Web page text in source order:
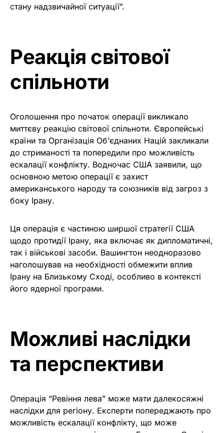
стану надзвичайної ситуації”.
Реакція світової
спільноти
Оголошення про початок операції викликало
миттєву реакцію світової спільноти. Європейські
країни та Організація Об’єднаних Націй закликали
до стриманості та попередили про можливість
ескалації конфлікту. Водночас США заявили, що
основною метою операції є захист
американського народу та союзників від загроз з
боку Ірану.
Ця операція є частиною ширшої стратегії США
щодо протидії Ірану, яка включає як дипломатичні,
так і військові засоби. Вашингтон неодноразово
наголошував на необхідності обмежити вплив
Ірану на Близькому Сході, особливо в контексті
його ядерної програми.
Можливі наслідки
та перспективи
Операція “Ревіння лева” може мати далекосяжні
наслідки для регіону. Експерти попереджають про
можливість ескалації конфлікту, що може